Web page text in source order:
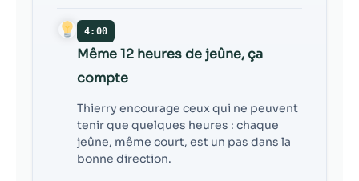
4:00
Même 12 heures de jeûne, ça
compte
Thierry encourage ceux qui ne peuvent
tenir que quelques heures : chaque
jeûne, même court, est un pas dans la
bonne direction.